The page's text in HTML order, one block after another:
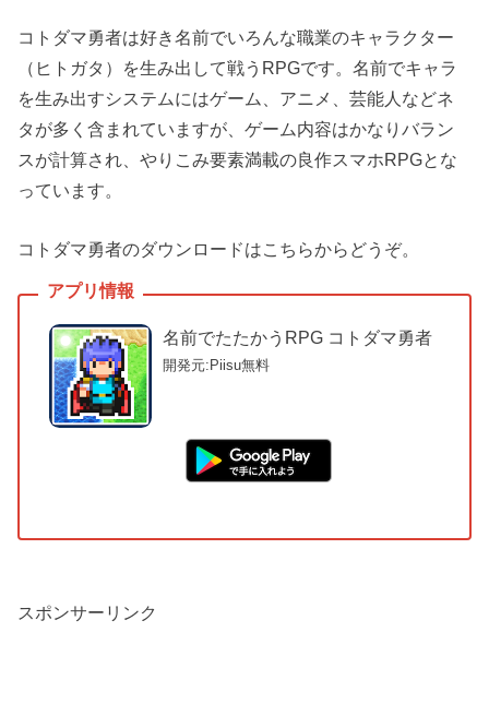
コトダマ勇者は好き名前でいろんな職業のキャラクター
（ヒトガタ）を生み出して戦うRPGです。名前でキャラ
を生み出すシステムにはゲーム、アニメ、芸能人などネ
タが多く含まれていますが、ゲーム内容はかなりバラン
スが計算され、やりこみ要素満載の良作スマホRPGとな
っています。
コトダマ勇者のダウンロードはこちらからどうぞ。
名前でたたかうRPG コトダマ勇者
開発元:Piisu無料
スポンサーリンク